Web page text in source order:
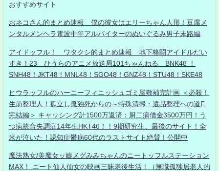
おすすめサイト
おネコさん的まとめ速報 僕の彼女はエリーちゃん人形！豆腐メ
ンタルメンヘラ電波中年アルバイターのぬいぐるみ男子末路編
アイドッフル！ ワタクシ的まとめ速報 地下格闘アイドルだい
すき！23 ひうらのアニメ放送局101ちゃんねる BNK48 ！
SNH48！JKT48！MNL48！SGO48！GNZ48！STU48！SKE48
ヒウラッフルのハーニーフィニッシュゴミ屋敷補完計画 ＜必殺！
生前整理人！孤立し孤独死からの～特殊清掃・遺品整理への道F
完結編＞ キャッシング計1500万返済：厨二病借金3500万円！う
つ病統合失調症14年生HKT46！！9期研究生、最後のサイト！全
米が泣いた！認知症鬱病60代のラストサイト絶賛！公開中
魔法熟女/美魔女ッ娘メグみみちゃんのニートッフルステーション
MAX！ ニート仙人仙女の映画三昧老後生活！（無職孤独居老人的